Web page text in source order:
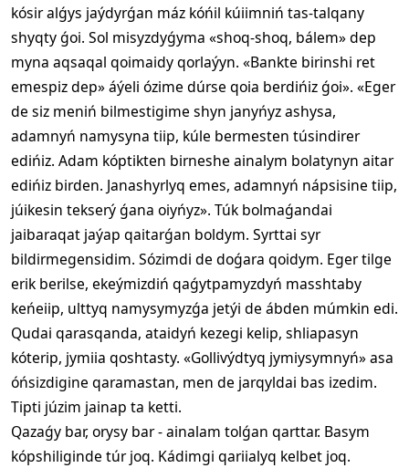
kósir alǵys jaýdyrǵan máz kóńil kúiimniń tas-talqany
shyqty ǵoi. Sol misyzdyǵyma «shoq-shoq, bálem» dep
myna aqsaqal qoimaidy qorlaýyn. «Bankte birinshi ret
emespiz dep» áýeli ózime dúrse qoia berdińiz ǵoi». «Eger
de siz meniń bilmestigime shyn janyńyz ashysa,
adamnyń namysyna tiip, kúle bermesten túsindirer
edińiz. Adam kóptikten birneshe ainalym bolatynyn aitar
edińiz birden. Janashyrlyq emes, adamnyń nápsisine tiip,
júikesin tekserý ǵana oiyńyz». Túk bolmaǵandai
jaibaraqat jaýap qaitarǵan boldym. Syrttai syr
bildirmegensidim. Sózimdi de doǵara qoidym. Eger tilge
erik berilse, ekeýmizdiń qaǵytpamyzdyń masshtaby
keńeiip, ulttyq namysymyzǵa jetýi de ábden múmkin edi.
Qudai qarasqanda, ataidyń kezegi kelip, shliapasyn
kóterip, jymiia qoshtasty. «Gollivýdtyq jymiysymnyń» asa
óńsizdigine qaramastan, men de jarqyldai bas izedim.
Tipti júzim jainap ta ketti.
Qazaǵy bar, orysy bar - ainalam tolǵan qarttar. Basym
kópshiliginde túr joq. Kádimgi qariialyq kelbet joq.